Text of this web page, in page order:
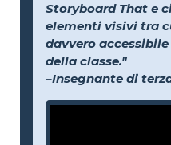
Storyboard That e
elementi visivi tra
davvero
della classe."
–Insegnante di